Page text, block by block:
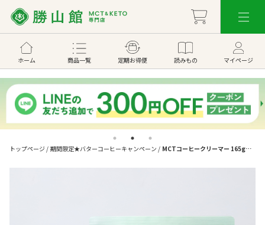
ホーム 商品一覧 定期お得便 読みもの マイページ
トップページ / 期間限定★バターコーヒーキャンペーン / MCTコーヒークリーマー 165g（2